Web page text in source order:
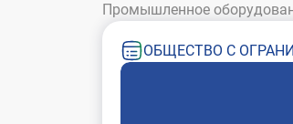
Промышленное
ОБЩЕСТВО С